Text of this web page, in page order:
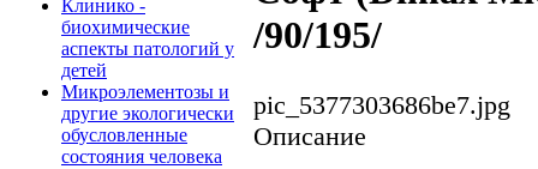
Клинико -
биохимические
аспекты патологий у
детей
Микроэлементозы и
другие экологически
обусловленные
состояния человека
/90/195/
pic_5377303686be7.jpg
Описание